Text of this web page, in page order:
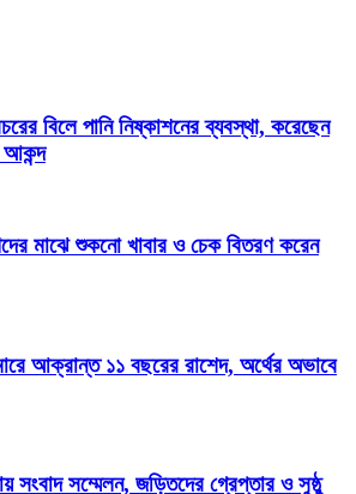
বিলে পানি নিষ্কাশনের ব্যবস্থা, করেছেন
আকন্দ
মাঝে শুকনো খাবার ও চেক বিতরণ করেন
আক্রান্ত ১১ বছরের রাশেদ, অর্থের অভাবে
সংবাদ সম্মেলন, জড়িতদের গ্রেপ্তার ও সুষ্ঠু